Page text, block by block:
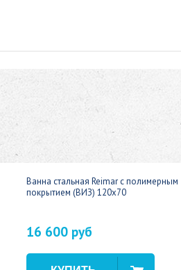
Ванна стальная Reimar с полимерным
покрытием (ВИЗ) 120x70
16 600 руб